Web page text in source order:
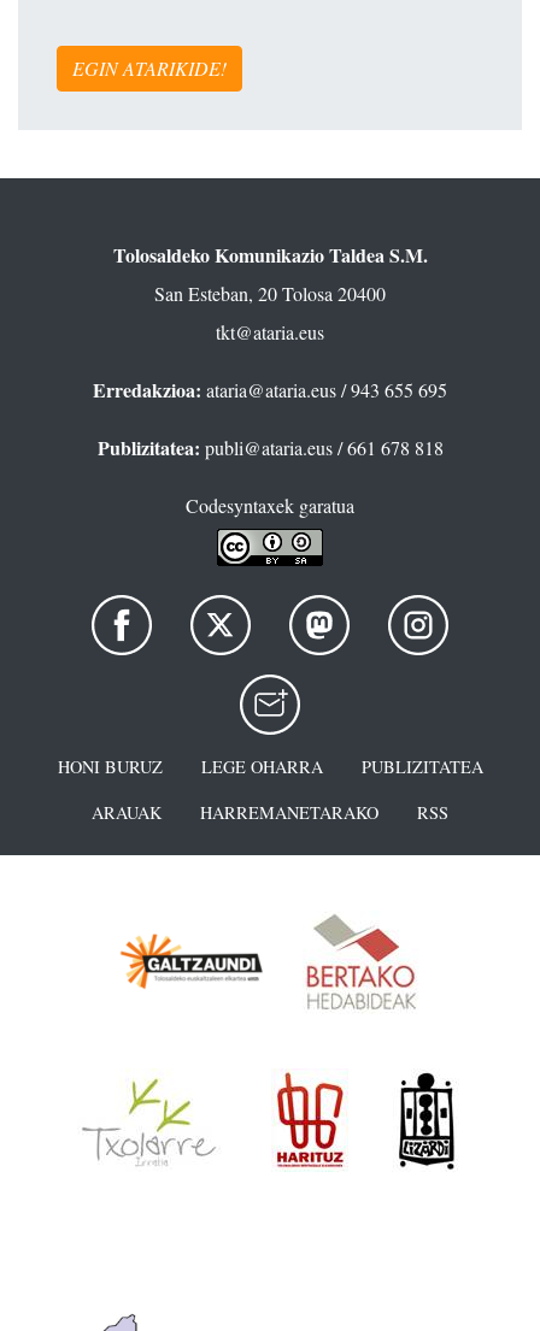
EGIN ATARIKIDE!
Tolosaldeko Komunikazio Taldea S.M.
San Esteban, 20 Tolosa 20400
tkt@ataria.eus
Erredakzioa: ataria@ataria.eus/ 943 655 695
Publizitatea: publi@ataria.eus/ 661 678 818
Codesyntaxek garatua
HONI BURUZ LEGE OHARRA
PUBLIZITATEA
ARAUAK
HARREMANETARAKO RSS